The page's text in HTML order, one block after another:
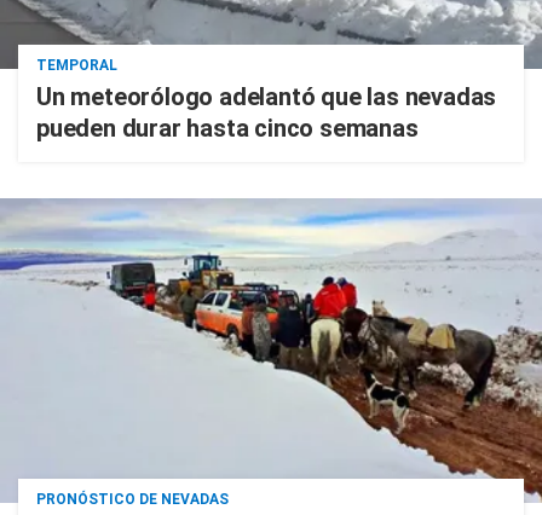
TEMPORAL
Un meteorólogo adelantó que las nevadas
pueden durar hasta cinco semanas
PRONÓSTICO DE NEVADAS